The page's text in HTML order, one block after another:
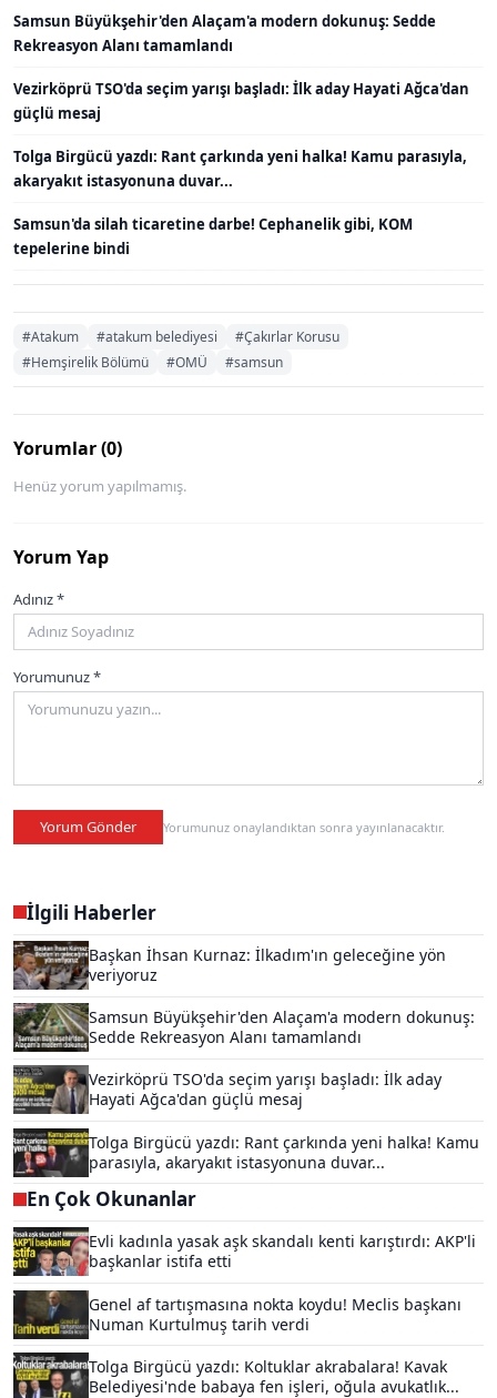
Samsun Büyükşehir'den Alaçam'a modern dokunuş: Sedde
Rekreasyon Alanı tamamlandı
Vezirköprü TSO'da seçim yarışı başladı: İlk aday Hayati Ağca'dan
güçlü mesaj
Tolga Birgücü yazdı: Rant çarkında yeni halka! Kamu parasıyla,
akaryakıt istasyonuna duvar...
Samsun'da silah ticaretine darbe! Cephanelik gibi, KOM
tepelerine bindi
#Atakum #atakum belediyesi
#Çakırlar Korusu
#Hemşirelik Bölümü
#OMÜ #samsun
Yorumlar (0)
Henüz yorum yapılmamış.
Yorum Yap
Adınız *
Yorumunuz *
Yorum Gönder Yorumunuz onaylandıktan sonra yayınlanacaktır.
İlgili Haberler
Başkan İhsan Kurnaz: İlkadım'ın geleceğine yön
veriyoruz
Samsun Büyükşehir'den Alaçam'a modern dokunuş:
Sedde Rekreasyon Alanı tamamlandı
Vezirköprü TSO'da seçim yarışı başladı: İlk aday
Hayati Ağca'dan güçlü mesaj
Tolga Birgücü yazdı: Rant çarkında yeni halka! Kamu
parasıyla, akaryakıt istasyonuna duvar...
En Çok Okunanlar
Evli kadınla yasak aşk skandalı kenti karıştırdı: AKP'li
başkanlar istifa etti
Genel af tartışmasına nokta koydu! Meclis başkanı
Numan Kurtulmuş tarih verdi
Tolga Birgücü yazdı: Koltuklar akrabalara! Kavak
Belediyesi'nde babaya fen işleri, oğula avukatlık...